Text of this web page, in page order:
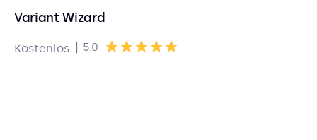
Variant Wizard
Kostenlos 5.0